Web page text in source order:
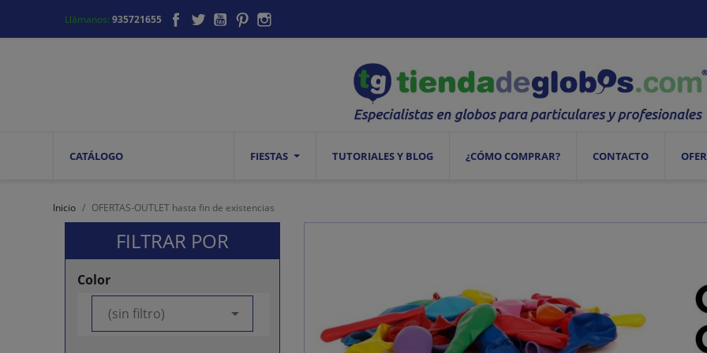
Llámanos:935721655 Facebook
TwitterYouTubePinterest
CATÁLOGO FIESTAS TUTORIALES Y BLOG ¿CÓMO COMPRAR? CONTACTO
Inicio OFERTAS-OUTLET hasta fin de existencias
FILTRAR POR
Color
(sin filtro)
